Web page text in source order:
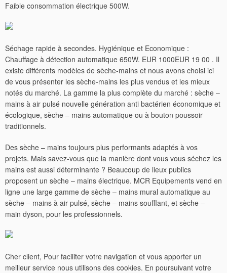
Faible consommation électrique 500W.
Séchage rapide à secondes. Hygiénique et Economique :
Chauffage à détection automatique 650W. EUR 1000EUR 19 00 . Il
existe différents modèles de sèche-mains et nous avons choisi ici
de vous présenter les sèche-mains les plus vendus et les mieux
notés du marché. La gamme la plus complète du marché : sèche –
mains à air pulsé nouvelle génération anti bactérien économique et
écologique, sèche – mains automatique ou à bouton poussoir
traditionnels.
Des sèche – mains toujours plus performants adaptés à vos
projets. Mais savez-vous que la manière dont vous vous séchez les
mains est aussi déterminante ? Beaucoup de lieux publics
proposent un sèche – mains électrique. MCR Equipements vend en
ligne une large gamme de sèche – mains mural automatique au
sèche – mains à air pulsé, sèche – mains soufflant, et sèche –
main dyson, pour les professionnels.
Cher client, Pour faciliter votre navigation et vous apporter un
meilleur service nous utilisons des cookies. En poursuivant votre